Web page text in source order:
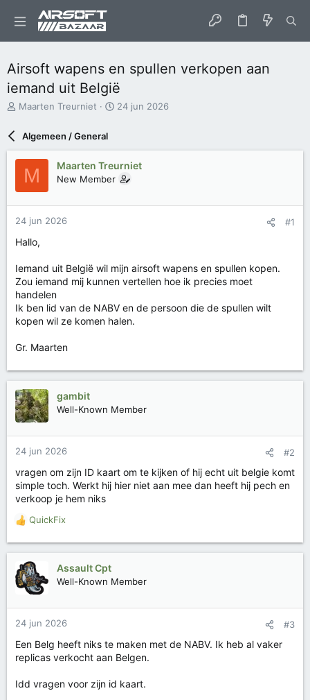
Airsoft wapens en spullen verkopen aan
iemand uit België
O
e
w
r
p
s
a
t
e
r
Maarten Treurniet
S
d
a
u
24 jun 2026
Algemeen / General
M Maarten Treurniet
New Member
24 jun 2026 #1
Hallo,
Iemand uit België wil mijn airsoft wapens en spullen kopen.
Zou iemand mij kunnen vertellen hoe ik precies moet
handelen
Ik ben lid van de NABV en de persoon die de spullen wilt
kopen wil ze komen halen.
Gr. Maarten
gambit
Well-Known Member
24 jun 2026 #2
vragen om zijn ID kaart om te kijken of hij echt uit belgie komt
simple toch. Werkt hij hier niet aan mee dan heeft hij pech en
verkoop je hem niks
W
d
e
i
n
e
n
QuickFix
Assault Cpt
Well-Known Member
24 jun 2026 #3
Een Belg heeft niks te maken met de NABV. Ik heb al vaker
replicas verkocht aan Belgen.
Idd vragen voor zijn id kaart.